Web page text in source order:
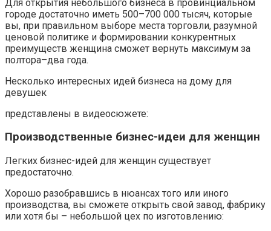
Для открытия небольшого бизнеса в провинциальном
городе достаточно иметь 500–700 000 тысяч, которые
вы, при правильном выборе места торговли, разумной
ценовой политике и формировании конкурентных
преимуществ женщина сможет вернуть максимум за
полтора–два года.
Несколько интересных идей бизнеса на дому для
девушек
представлены в видеосюжете:
Производственные бизнес-идеи для женщин
Легких бизнес-идей для женщин существует
предостаточно.
Хорошо разобравшись в нюансах того или иного
производства, вы сможете открыть свой завод, фабрику
или хотя бы – небольшой цех по изготовлению: